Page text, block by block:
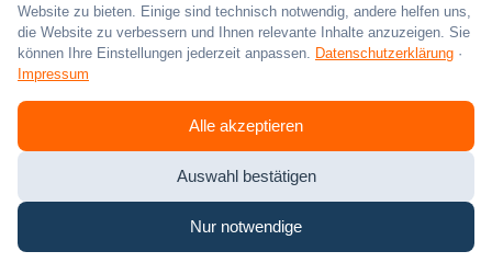
SKODA Superb
Combi Sportline 1.5 TSI IV DSG *AHK, Nav
0 km Hybrid (Benzin/Elektro)
51.890 €
Website zu bieten. Einige sind technisch notwendig, andere helfen uns,
die Website zu verbessern und Ihnen relevante Inhalte anzuzeigen. Sie
können Ihre Einstellungen jederzeit anpassen. Datenschutzerklärung ·
Impressum
Alle akzeptieren
Auswahl bestätigen
Nur notwendige